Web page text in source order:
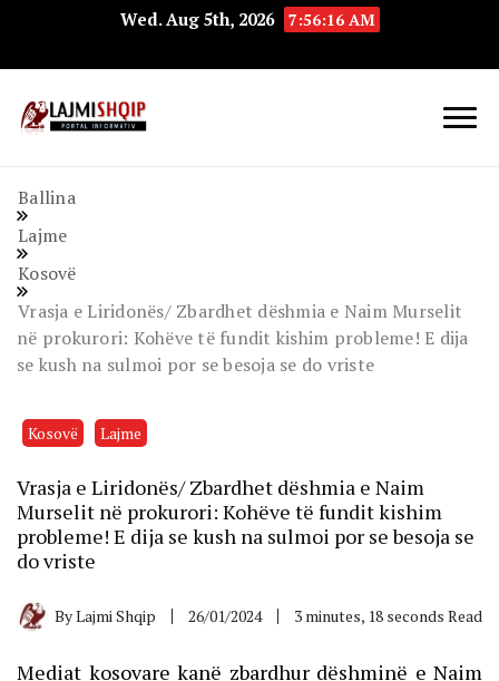
Wed. Aug 5th, 2026 7:56:17 AM
Ballina
Lajme
Kosovë
Vrasja e Liridonës/ Zbardhet dëshmia e Naim Murselit
në prokurori: Kohëve të fundit kishim probleme! E dija
se kush na sulmoi por se besoja se do vriste
Kosovë Lajme
Vrasja e Liridonës/ Zbardhet dëshmia e Naim
Murselit në prokurori: Kohëve të fundit kishim
probleme! E dija se kush na sulmoi por se besoja se
do vriste
ByLajmi Shqip 26/01/2024 3 minutes, 18 seconds Read
Mediat kosovare kanë zbardhur dëshminë e Naim